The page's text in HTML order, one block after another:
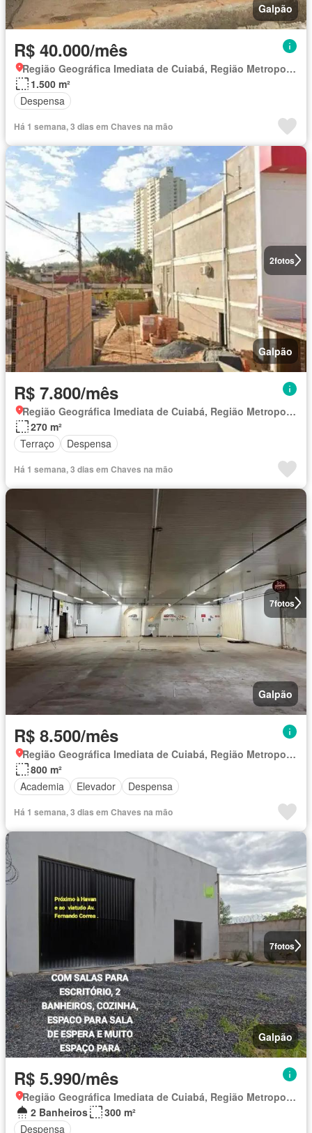
Galpão
R$ 40.000/mês
Região Geográfica Imediata de Cuiabá, Região Metropolitana do Vale do Rio Cuiabá
1.500 m²
Despensa
Há 1 semana, 3 dias em Chaves na mão
2fotos
Galpão
R$ 7.800/mês
Região Geográfica Imediata de Cuiabá, Região Metropolitana do Vale do Rio Cuiabá
270 m²
Terraço
Despensa
Há 1 semana, 3 dias em Chaves na mão
7fotos
Galpão
R$ 8.500/mês
Região Geográfica Imediata de Cuiabá, Região Metropolitana do Vale do Rio Cuiabá
800 m²
Academia
Elevador Despensa
Há 1 semana, 3 dias em Chaves na mão
7fotos
Galpão
R$ 5.990/mês
Região Geográfica Imediata de Cuiabá, Região Metropolitana do Vale do Rio Cuiabá
2 Banheiros
300 m²
Despensa